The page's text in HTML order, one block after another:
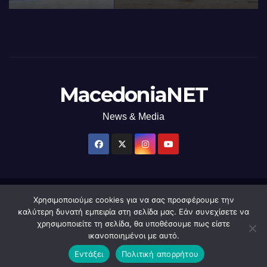
MacedoniaNET
News & Media
Δημιουργήθηκε από το digital2000 με την Υποστήριξη του WordPress
Θέμα: Newsup απόThemeansar.
macedonianetΔιαφημιστείτεΕπικοινωνίαΠολιτική Απορρήτου
Χρησιμοποιούμε cookies για να σας προσφέρουμε την
καλύτερη δυνατή εμπειρία στη σελίδα μας. Εάν συνεχίσετε να
χρησιμοποιείτε τη σελίδα, θα υποθέσουμε πως είστε
ικανοποιημένοι με αυτό.
Εντάξει
Πολιτική απορρήτου